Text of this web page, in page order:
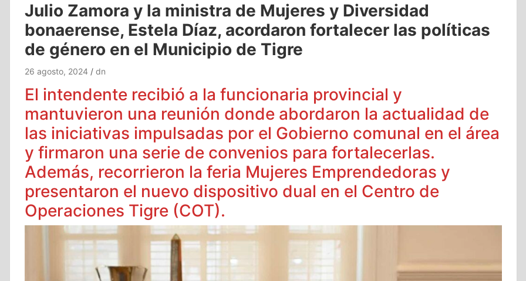
Julio Zamora y la ministra de Mujeres y Diversidad
bonaerense, Estela Díaz, acordaron fortalecer las políticas
de género en el Municipio de Tigre
26 agosto, 2024 dn
El intendente recibió a la funcionaria provincial y
mantuvieron una reunión donde abordaron la actualidad de
las iniciativas impulsadas por el Gobierno comunal en el área
y firmaron una serie de convenios para fortalecerlas.
Además, recorrieron la feria Mujeres Emprendedoras y
presentaron el nuevo dispositivo dual en el Centro de
Operaciones Tigre (COT).